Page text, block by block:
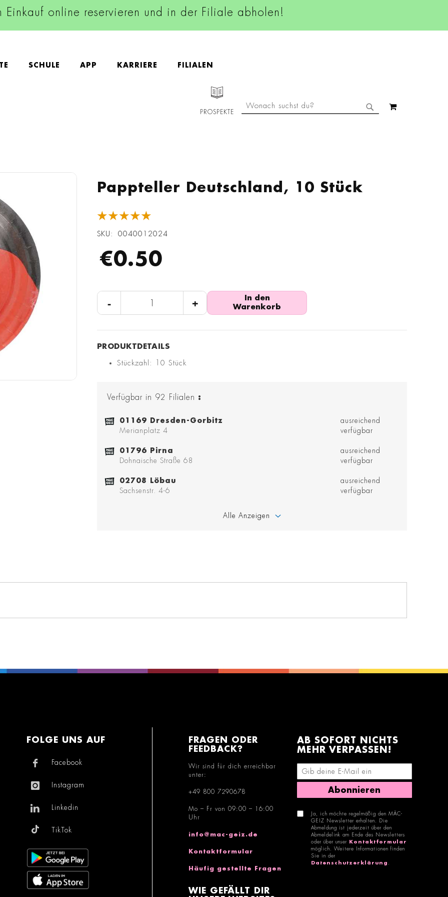
Einkauf online reservieren und in der Filiale abholen!
SCHULE APP KARRIERE FILIALEN
PROSPEKTE
SUCHE
Pappteller Deutschland, 10 Stück
★★★★★
SKU 0040012024
€0.50
- +
In den
Warenkorb
Stückzahl: 10 Stück
Verfügbar in 92 Filialen :
01169 Dresden-Gorbitz
Merianplatz 4
ausreichend
verfügbar
01796 Pirna
Dohnaische Straße 68
ausreichend
verfügbar
02708 Löbau
Sachsenstr. 4-6
ausreichend
verfügbar
Alle Anzeigen
FOLGE UNS AUF
Facebook
Instagram
Linkedin
TikTok
FRAGEN ODER
FEEDBACK?
Wir sind für dich erreichbar
unter:
+49 800 7290678
Mo – Fr von 09:00 – 16:00
Uhr
info@mac-geiz.de
Kontaktformular
Häufig gestellte Fragen
WIE GEFÄLLT DIR
AB SOFORT NICHTS
MEHR VERPASSEN!
E-Mail-Adresse eingeben
Abonnieren
Ja, ich möchte regelmäßig den MÄC-
GEIZ Newsletter erhalten. Die
Abmeldung ist jederzeit über den
Abmeldelink am Ende des Newsletters
oder über unser
Kontaktformular
möglich. Weitere Informationen finden
Sie in der
Datenschutzerklärung .